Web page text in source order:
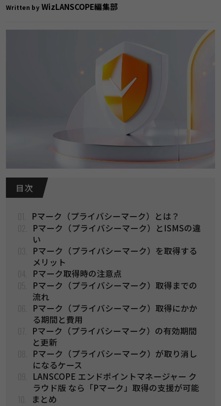
Written byWizLANSCOPE編集部
目 次
Pマーク（プライバシーマーク）とは？
Pマーク（プライバシーマーク）とISMSの違
い
Pマーク（プライバシーマーク）を取得する
メリット
Pマーク取得時の注意点
Pマーク（プライバシーマーク）取得までの
流れ
Pマーク（プライバシーマーク）取得にかか
る期間と費用
Pマーク（プライバシーマーク）の有効期間
と更新
Pマーク（プライバシーマーク）が取り消し
になるケース
LANSCOPE エンドポイントマネージャー ク
ラウド版 なら「Pマーク」取得の支援が可能
まとめ